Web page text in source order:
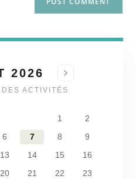
2026
ACTIVITÉS
1
2
6 7 8
9
13 14 15
16
20 21 22
23